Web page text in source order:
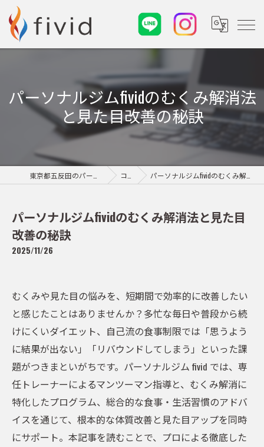
パーソナルジムfividのむくみ解消法
と見た目改善の秘訣
コラム パーソナルジムfividのむくみ解消法と見た目改善の秘訣
パーソナルジムfividのむくみ解消法と見た目
改善の秘訣
2025/11/26
むくみや見た目の悩みを、短期間で効率的に改善したい
と感じたことはありませんか？多忙な毎日や普段から続
けにくいダイエット、自己流の食事制限では「思うよう
に結果が出ない」「リバウンドしてしまう」といった課
題がつきまといがちです。パーソナルジム fivid では、専
任トレーナーによるマンツーマン指導と、むくみ解消に
特化したプログラム、総合的な食事・生活習慣のアドバ
イスを通じて、根本的な体質改善と見た目アップを同時
にサポート。本記事を読むことで、プロによる徹底した